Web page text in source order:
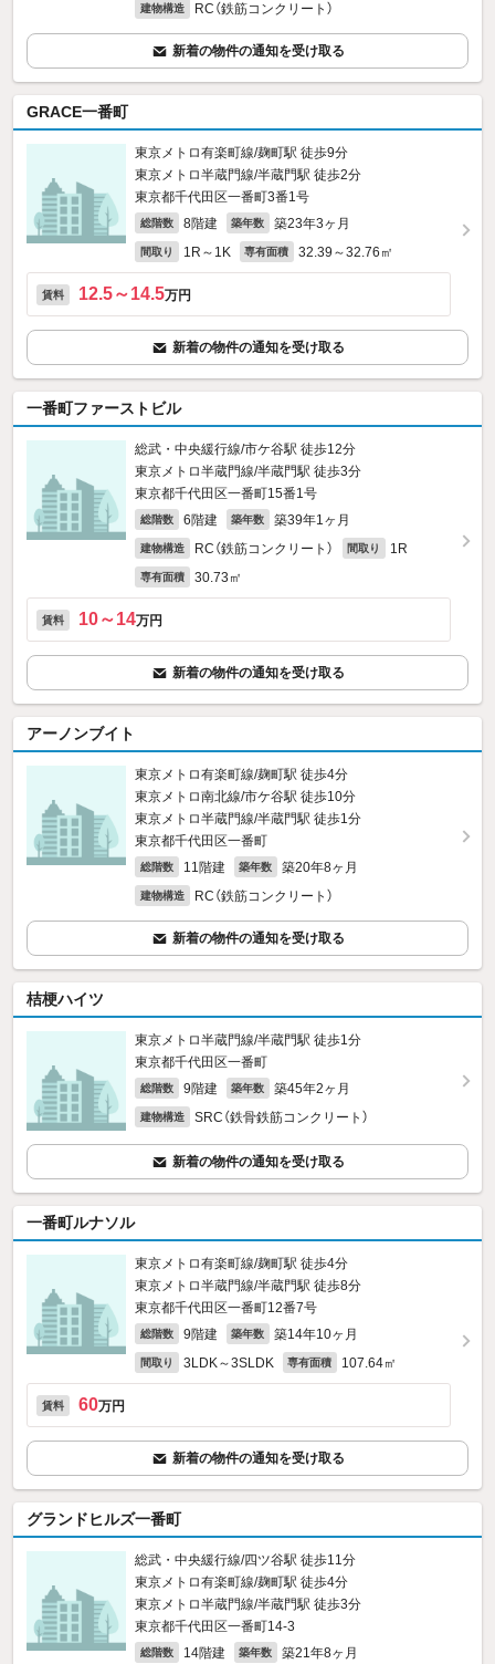
建物構造 RC（鉄筋コンクリート）
新着の物件の通知を受け取る
GRACE一番町
東京メトロ有楽町線/麹町駅 徒歩9分
東京メトロ半蔵門線/半蔵門駅 徒歩2分
東京都千代田区一番町3番1号
総階数 8階建 築年数 築23年3ヶ月
間取り 1R～1K 専有面積 32.39～32.76㎡
賃料 12.5～14.5万円
新着の物件の通知を受け取る
一番町ファーストビル
総武・中央緩行線/市ケ谷駅 徒歩12分
東京メトロ半蔵門線/半蔵門駅 徒歩3分
東京都千代田区一番町15番1号
総階数 6階建 築年数 築39年1ヶ月
建物構造 RC（鉄筋コンクリート） 間取り 1R
専有面積 30.73㎡
賃料 10～14万円
新着の物件の通知を受け取る
アーノンブイト
東京メトロ有楽町線/麹町駅 徒歩4分
東京メトロ南北線/市ケ谷駅 徒歩10分
東京メトロ半蔵門線/半蔵門駅 徒歩1分
東京都千代田区一番町
総階数 11階建 築年数 築20年8ヶ月
建物構造 RC（鉄筋コンクリート）
新着の物件の通知を受け取る
桔梗ハイツ
東京メトロ半蔵門線/半蔵門駅 徒歩1分
東京都千代田区一番町
総階数 9階建 築年数 築45年2ヶ月
建物構造 SRC（鉄骨鉄筋コンクリート）
新着の物件の通知を受け取る
一番町ルナソル
東京メトロ有楽町線/麹町駅 徒歩4分
東京メトロ半蔵門線/半蔵門駅 徒歩8分
東京都千代田区一番町12番7号
総階数 9階建 築年数 築14年10ヶ月
間取り 3LDK～3SLDK 専有面積 107.64㎡
賃料 60万円
新着の物件の通知を受け取る
グランドヒルズ一番町
総武・中央緩行線/四ツ谷駅 徒歩11分
東京メトロ有楽町線/麹町駅 徒歩4分
東京メトロ半蔵門線/半蔵門駅 徒歩3分
東京都千代田区一番町14‐3
総階数 14階建 築年数 築21年8ヶ月